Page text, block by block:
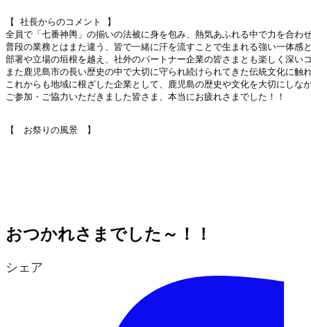
【 社長からのコメント 】
全員で「七番神輿」の揃いの法被に身を包み、熱気あふれる中で力を合わ
普段の業務とはまた違う、皆で一緒に汗を流すことで生まれる強い一体感
部署や立場の垣根を越え、社外のパートナー企業の皆さまとも楽しく深い
また鹿児島市の長い歴史の中で大切に守られ続けられてきた伝統文化に触
これからも地域に根ざした企業として、鹿児島の歴史や文化を大切にしな
ご参加・ご協力いただきました皆さま、本当にお疲れさまでした！！
【　お祭りの風景　】
おつかれさまでした～！！
シェア